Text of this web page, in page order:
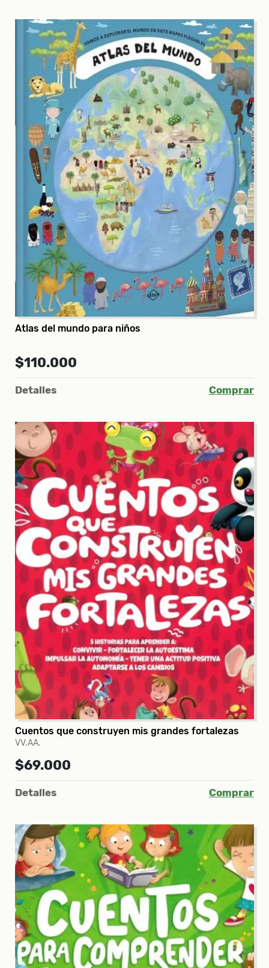
Atlas del mundo para niños
$110.000
Detalles Comprar
Cuentos que construyen mis grandes fortalezas
VV.AA.
$69.000
Detalles Comprar